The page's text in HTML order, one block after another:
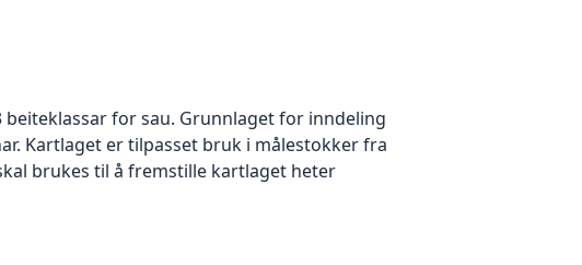
for sau. Grunnlaget for inndeling
Kartlaget er tilpasset bruk i målestokker fra
brukes til å fremstille kartlaget heter